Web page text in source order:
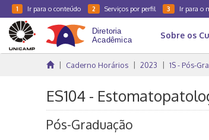
1 Ir para o conteúdo 2 Serviços por perfil 3 Ir para o
Sobre os
Caderno Horários 2023 1S - Pós-
ES104 -
Pós-Graduação